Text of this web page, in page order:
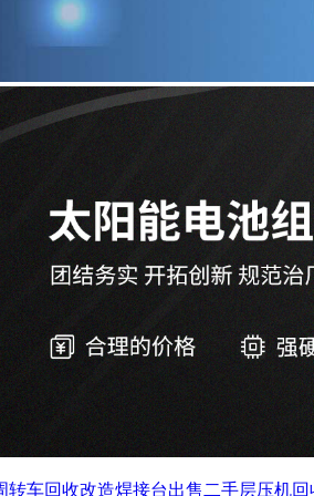
转车回收改造焊接台出售二手层压机